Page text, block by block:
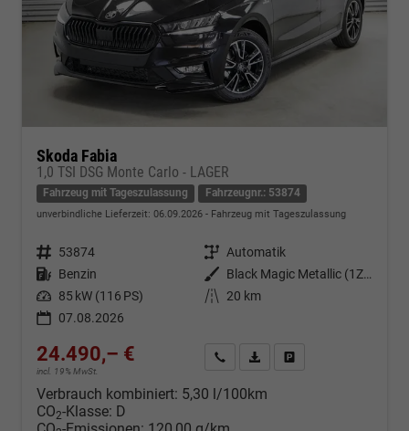
Skoda Fabia
1,0 TSI DSG Monte Carlo - LAGER
Fahrzeug mit Tageszulassung Fahrzeugnr.: 53874
unverbindliche Lieferzeit: 06.09.2026 Fahrzeug mit Tageszulassung
Fahrzeugnr. 53874 Getriebe Automatik
Kraftstoff Benzin Außenfarbe
Black Magic Metallic (1Z1Z)
Leistung 85 kW (116 PS) Kilometerstand
20 km
07.08.2026
24.490,– €
incl. 19% MwSt.
Kontakt & Angebot anfordern
PDF-Datei, Fahrzeugexposé
Verbrauch kombiniert: 5,30 l/100km
CO2-Klasse: D